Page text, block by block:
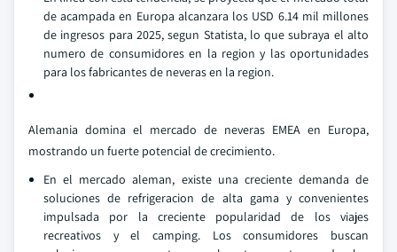
de acampada en Europa alcanzara los USD 6.14 mil millones
de ingresos para 2025, segun Statista, lo que subraya el alto
numero de consumidores en la region y las oportunidades
para los fabricantes de neveras en la region.
Alemania domina el mercado de neveras EMEA en Europa,
mostrando un fuerte potencial de crecimiento.
En el mercado aleman, existe una creciente demanda de
soluciones de refrigeracion de alta gama y convenientes
impulsada por la creciente popularidad de los viajes
recreativos y el camping. Los consumidores buscan